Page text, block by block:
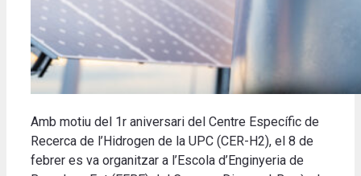
Amb motiu del 1r aniversari del Centre Específic de
Recerca de l’Hidrogen de la UPC (CER-H2), el 8 de
febrer es va organitzar a l’Escola d’Enginyeria de